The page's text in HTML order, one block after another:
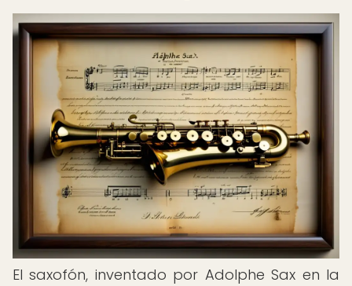
El saxofón, inventado por Adolphe Sax en la